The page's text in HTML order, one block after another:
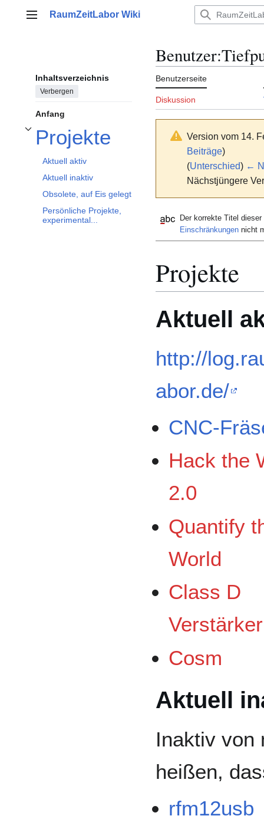
Hauptmenü
RaumZeitLabor Wiki
Inhaltsverzeichnis
Verbergen
Anfang
Projekte
Unterabschnitt Projekte umschalten
Aktuell aktiv
Aktuell inaktiv
Obsolete, auf Eis gelegt
Persönliche Projekte,
experimental...
Benutzer:
Benutzerseite
Diskussion
Version vom 14.
Beiträge)
(Unterschied) ←
Nächstjüngere
Der korrekte Titel dieser
Einschränkungen nicht
Projekte
Aktuell
http://
abor.de/
CNC-
Hack the
2.0
Quantify
World
Class D
Verstärker
Cosm
Aktuell
Inaktiv von
heißen,
rfm12usb